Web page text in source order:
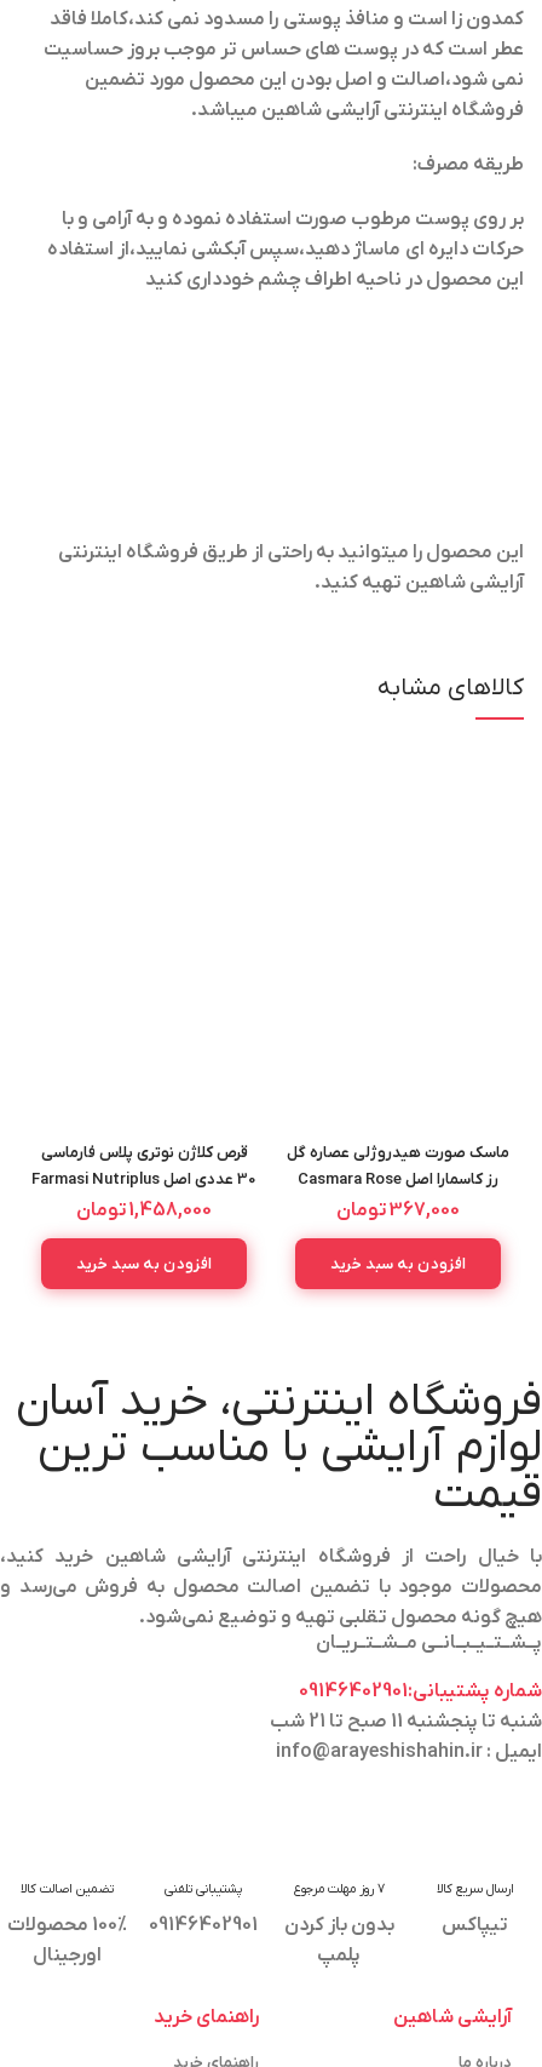
کمدون زا است و منافذ پوستی را مسدود نمی کند،کاملا فاقد
عطر است که در پوست های حساس تر موجب بروز حساسیت
نمی شود،اصالت و اصل بودن این محصول مورد تضمین
فروشگاه اینترنتی آرایشی شاهین میباشد.
طریقه مصرف:
بر روی پوست مرطوب صورت استفاده نموده و به آرامی و با
حرکات دایره ای ماساژ دهید،سپس آبکشی نمایید،از استفاده
این محصول در ناحیه اطراف چشم خودداری کنید
این محصول را میتوانید به راحتی از طریق فروشگاه اینترنتی
آرایشی شاهین تهیه کنید.
کالاهای مشابه
ماسک صورت هیدروژلی عصاره گل
رز کاسمارا اصل Casmara Rose
Jelly Mask 100ML
367,000تومان
افزودن به سبد خرید
قرص کلاژن نوتری پلاس فارماسی
30 عددی اصل Farmasi Nutriplus
Collagen
1,458,000تومان
افزودن به سبد خرید
فروشگاه اینترنتی، خرید آسان
لوازم آرایشی با مناسب ترین
قیمت
با خیال راحت از فروشگاه اینترنتی آرایشی شاهین خرید کنید،
محصولات موجود با تضمین اصالت محصول به فروش می‌رسد و
هیچ گونه محصول تقلبی تهیه و توضیع نمی‌شود.
پــشــتــیــبــانــی مــشــتــریــان
شماره پشتیبانی:09146402901
شنبه تا پنجشنبه 11 صبح تا 21 شب
ایمیل : info@arayeshishahin.ir
ارسال سریع کالا
تیپاکس
7 روز مهلت مرجوع
بدون باز کردن
پلمپ
پشتیبانی تلفنی
09146402901
تضمین اصالت کالا
100% محصولات
اورجینال
آرایشی شاهین راهنمای خرید